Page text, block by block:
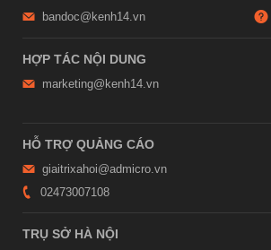
bandoc@kenh14.vn
HỢP TÁC NỘI DUNG
marketing@kenh14.vn
HỖ TRỢ QUẢNG CÁO
giaitrixahoi@admicro.vn
02473007108
TRỤ SỞ HÀ NỘI